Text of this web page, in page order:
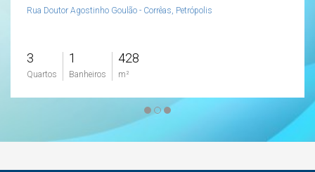
Rua Doutor Agostinho Goulão - Corrêas, Petrópolis
3
Quartos
1
Banheiros
428
m²